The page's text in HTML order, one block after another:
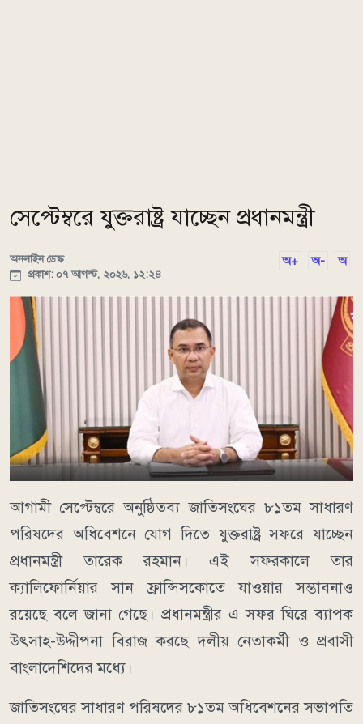
সেপ্টেম্বরে যুক্তরাষ্ট্র যাচ্ছেন প্রধানমন্ত্রী
অনলাইন ডেস্ক
প্রকাশ: ০৭ আগস্ট, ২০২৬, ১২:২৪
অ+ অ- অ
আগামী সেপ্টেম্বরে অনুষ্ঠিতব্য জাতিসংঘের ৮১তম সাধারণ
পরিষদের অধিবেশনে যোগ দিতে যুক্তরাষ্ট্র সফরে যাচ্ছেন
প্রধানমন্ত্রী তারেক রহমান। এই সফরকালে তার
ক্যালিফোর্নিয়ার সান ফ্রান্সিসকোতে যাওয়ার সম্ভাবনাও
রয়েছে বলে জানা গেছে। প্রধানমন্ত্রীর এ সফর ঘিরে ব্যাপক
উৎসাহ-উদ্দীপনা বিরাজ করছে দলীয় নেতাকর্মী ও প্রবাসী
বাংলাদেশিদের মধ্যে।
জাতিসংঘের সাধারণ পরিষদের ৮১তম অধিবেশনের সভাপতি